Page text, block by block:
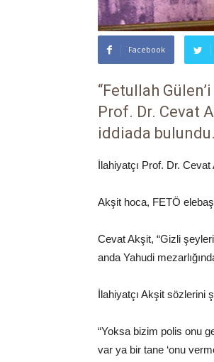
Facebook
“Fetullah
Prof. Dr. Cevat
iddiada
İlahiyatçı Prof. Dr.
Akşit hoca, FETÖ
Cevat Akşit, “Gizli
anda Yahudi
İlahiyatçı Akşit sözlerini
“Yoksa bizim polis onu
var ya bir tane ‘onu